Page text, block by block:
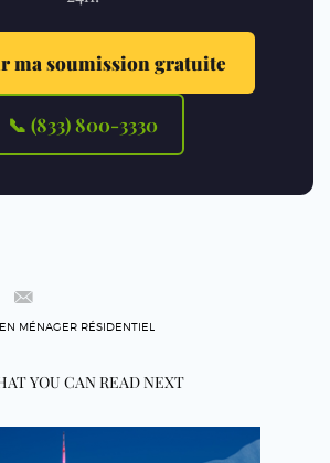
ma soumission gratuite
📞 (833) 800-3330
MÉNAGER RÉSIDENTIEL
YOU CAN READ NEXT